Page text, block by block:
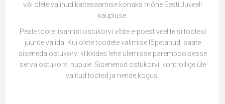
või olete valinud kättesaamise kohaks mõne Eesti Juveeli
kaupluse.
Peale toote lisamist ostukorvi võite e-poest veel teisi tooteid
juurde valida. Kui olete toodete valimise lõpetanud, saate
siseneda ostukorvi klikkides lehe ülemisse parempoolsesse
serva ostukorvi nupule. Sisenenud ostukorvi, kontrollige üle
valitud tooted ja nende kogus.